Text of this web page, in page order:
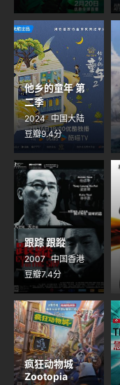
他乡的童年 第
二季
2024 中国大陆
豆瓣9.4分
跟踪 跟蹤
2007 中国香港
豆瓣7.4分
疯狂动物城
Zootopia